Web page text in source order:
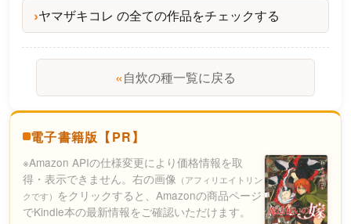
ヤマザキコレ の全ての作品をチェックする
«自炊の種一覧に戻る
電子書籍版【PR】
※Amazon APIの仕様変更により価格情報を取
得・表示できません。右の画像 （アフィリエイトリン
クです） をクリックすると、Amazonの商品ページ
でKindle本の最新情報をご確認いただけます。